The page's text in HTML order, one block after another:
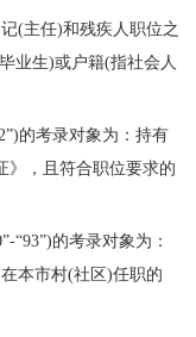
(主任)和残疾人职位之
业生)或户籍(指社会人
的考录对象为：持有
》，且符合职位要求的
的考录对象为：
本市村(社区)任职的